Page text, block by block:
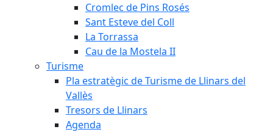
Cromlec de Pins Rosés
Sant Esteve del Coll
La Torrassa
Cau de la Mostela II
Turisme
Pla estratègic de Turisme de Llinars del
Vallès
Tresors de Llinars
Agenda